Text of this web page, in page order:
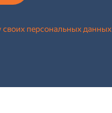
своих персональных данных